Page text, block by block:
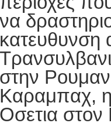
να
κατευθυνση
στην
Καραμπαχ,
Οσετια